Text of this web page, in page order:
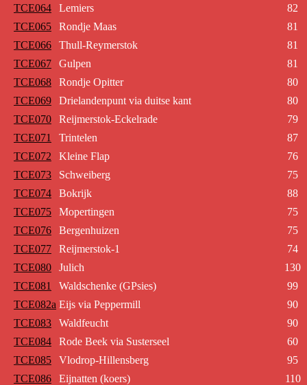
TCE064
Lemiers
82
TCE065
Rondje Maas
81
TCE066
Thull-Reymerstok
81
TCE067
Gulpen
81
TCE068
Rondje Opitter
80
TCE069
Drielandenpunt via duitse kant
80
TCE070
Reijmerstok-Eckelrade
79
TCE071
Trintelen
87
TCE072
Kleine Flap
76
TCE073
Schweiberg
75
TCE074
Bokrijk
88
TCE075
Mopertingen
75
TCE076
Bergenhuizen
75
TCE077
Reijmerstok-1
74
TCE080
Julich
130
TCE081
Waldschenke (GPsies)
99
TCE082a Eijs via Peppermill
90
TCE083
Waldfeucht
90
TCE084
Rode Beek via Susterseel
60
TCE085
Vlodrop-Hillensberg
95
TCE086
Eijnatten (koers)
110